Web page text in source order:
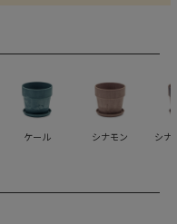
ケール シナモン
シナ